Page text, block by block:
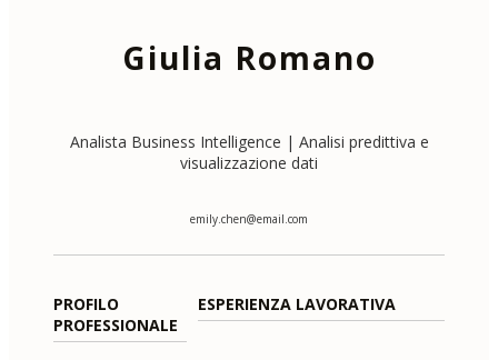
Giulia Romano
Analista Business Intelligence | Analisi predittiva e
visualizzazione dati
emily.chen@email.com
PROFILO
PROFESSIONALE
ESPERIENZA LAVORATIVA